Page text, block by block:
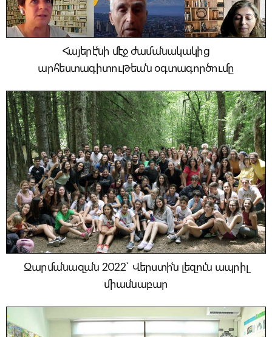
Հայերէնի մէջ ժամանակակից
արհեստագիտութեան օգտագործումը
Զարմանազան 2022` Վերստին լեզուն ապրիլ
միասնաբար